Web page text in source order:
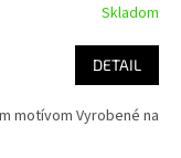
Skladom
DETAIL
motívom Vyrobené na